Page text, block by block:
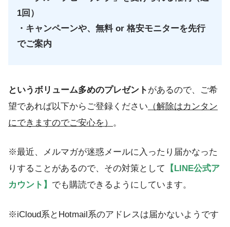
1回）
・キャンペーンや、無料 or 格安モニターを先行
でご案内
というボリューム多めのプレゼント があるので、ご希
望であれば以下からご登録ください （解除はカンタン
にできますのでご安心を） 。
※最近、メルマガが迷惑メールに入ったり届かなった
りすることがあるので、その対策として
【LINE公式ア
カウント】 でも購読できるようにしています。
※iCloud系とHotmail系のアドレスは届かないようです